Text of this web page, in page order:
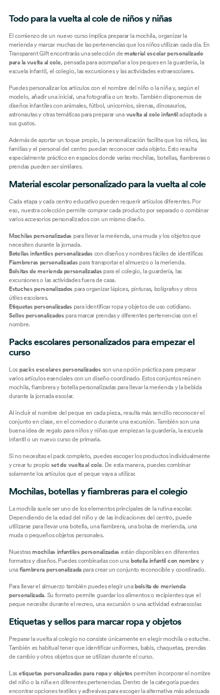
Todo para la vuelta al cole de niños y niñas
El comienzo de un nuevo curso implica preparar la mochila, organizar la
merienda y marcar muchas de las pertenencias que los niños utilizan cada día. En
Transparent Gift encontrarás una selección de material escolar personalizado
para la vuelta al cole, pensada para acompañar a los peques en la guardería, la
escuela infantil, el colegio, las excursiones y las actividades extraescolares.
Puedes personalizar los artículos con el nombre del niño o la niña y, según el
modelo, añadir una inicial, una fotografía o un texto. También disponemos de
diseños infantiles con animales, fútbol, unicornios, sirenas, dinosaurios,
astronautas y otras temáticas para preparar una vuelta al cole infantiladaptada a
sus gustos.
Además de aportar un toque propio, la personalización facilita que los niños, las
familias y el personal del centro puedan reconocer cada objeto. Esto resulta
especialmente práctico en espacios donde varias mochilas, botellas, fiambreras o
prendas pueden ser similares.
Material escolar personalizado para la vuelta al cole
Cada etapa y cada centro educativo pueden requerir artículos diferentes. Por
eso, nuestra colección permite comprar cada producto por separado o combinar
varios accesorios personalizados con un mismo diseño.
Mochilas personalizadas para llevar la merienda, una muda y los objetos que
necesiten durante la jornada.
Botellas infantiles personalizadas con diseños y nombres fáciles de identificar.
Fiambreras personalizadas para transportar el almuerzo o la merienda.
Bolsitas de merienda personalizadas para el colegio, la guardería, las
excursiones o las actividades fuera de casa.
Estuches personalizados para organizar lápices, pinturas, bolígrafos y otros
útiles escolares.
Etiquetas personalizadas para identificar ropa y objetos de uso cotidiano.
Sellos personalizados para marcar prendas y diferentes pertenencias con el
nombre.
Packs escolares personalizados para empezar el
curso
Los packs escolares personalizados son una opción práctica para preparar
varios artículos esenciales con un diseño coordinado. Estos conjuntos reúnen
mochila, fiambrera y botella personalizadas para llevar la merienda y la bebida
durante la jornada escolar.
Al incluir el nombre del peque en cada pieza, resulta más sencillo reconocer el
conjunto en clase, en el comedor o durante una excursión. También son una
buena idea de regalo para niños y niñas que empiezan la guardería, la escuela
infantil o un nuevo curso de primaria.
Si no necesitas el pack completo, puedes escoger los productos individualmente
y crear tu propio set de vuelta al cole. De esta manera, puedes combinar
solamente los artículos que el peque vaya a utilizar.
Mochilas, botellas y fiambreras para el colegio
La mochila suele ser uno de los elementos principales de la rutina escolar.
Dependiendo de la edad del niño y de las indicaciones del centro, puede
utilizarse para llevar una botella, una fiambrera, una bolsa de merienda, una
muda o pequeños objetos personales.
Nuestras mochilas infantiles personalizadas están disponibles en diferentes
formatos y diseños. Puedes combinarlas con una botella infantil con nombrey
una fiambrera personalizadapara crear un conjunto reconocible y coordinado.
Para llevar el almuerzo también puedes elegir una bolsita de merienda
personalizada. Su formato permite guardar los alimentos o recipientes que el
peque necesite durante el recreo, una excursión o una actividad extraescolar.
Etiquetas y sellos para marcar ropa y objetos
Preparar la vuelta al colegio no consiste únicamente en elegir mochila o estuche.
También es habitual tener que identificar uniformes, babis, chaquetas, prendas
de cambio y otros objetos que se utilizan durante el curso.
Las etiquetas personalizadas para ropa y objetos permiten incorporar el nombre
del niño o la niña en diferentes pertenencias. Dentro de la categoría puedes
encontrar opciones textiles y adhesivas para escoger la alternativa más adecuada